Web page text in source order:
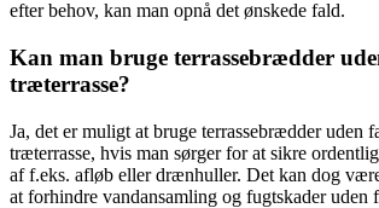
efter behov, kan man opnå det ønskede fald.
Kan man bruge terrassebrædder
træterrasse?
Ja, det er muligt at bruge terrassebrædder uden
træterrasse, hvis man sørger for at sikre
af f.eks. afløb eller drænhuller. Det kan dog
at forhindre vandansamling og fugtskader uden